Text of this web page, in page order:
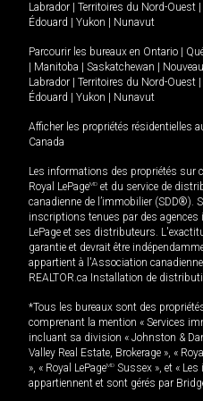
Labrador
Territoires du Nord-Ouest
Édouard
Yukon Nunavut
Parcourir les bureaux en Ontario
Manitoba Saskatchewan
Labrador
Territoires du Nord-Ouest
Édouard
Yukon Nunavut
Afficher les propriétés résidentielles
Canada
Les informations des propriétés sur
Royal LePageMD et du service de
canadienne de l’immobilier (SDD®).
inscriptions tenues par des agences
LePage et ses distributeurs.
garantie et devrait être
appartient à l'Association
REALTOR.ca Installation de
*Tous les bureaux sont des
comprenant la mention « Services
incluant sa division « Johnston &
Valley Real Estate, Brokerage », «
», « Royal LePageMD Sussex », et «
appartiennent et sont gérés par